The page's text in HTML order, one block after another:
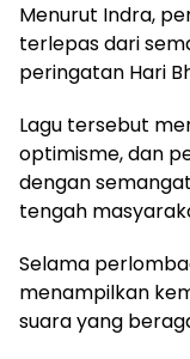
Menurut Indra,
terlepas dari
peringatan Hari
Lagu tersebut
optimisme, dan
dengan
tengah
Selama
menampilkan
suara yang